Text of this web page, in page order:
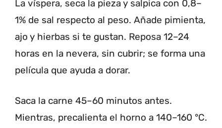
La víspera, seca la pieza y salpica con 0,8–
1% de sal respecto al peso. Añade pimienta,
ajo y hierbas si te gustan. Reposa 12–24
horas en la nevera, sin cubrir; se forma una
película que ayuda a dorar.
Saca la carne 45–60 minutos antes.
Mientras, precalienta el horno a 140–160 °C.